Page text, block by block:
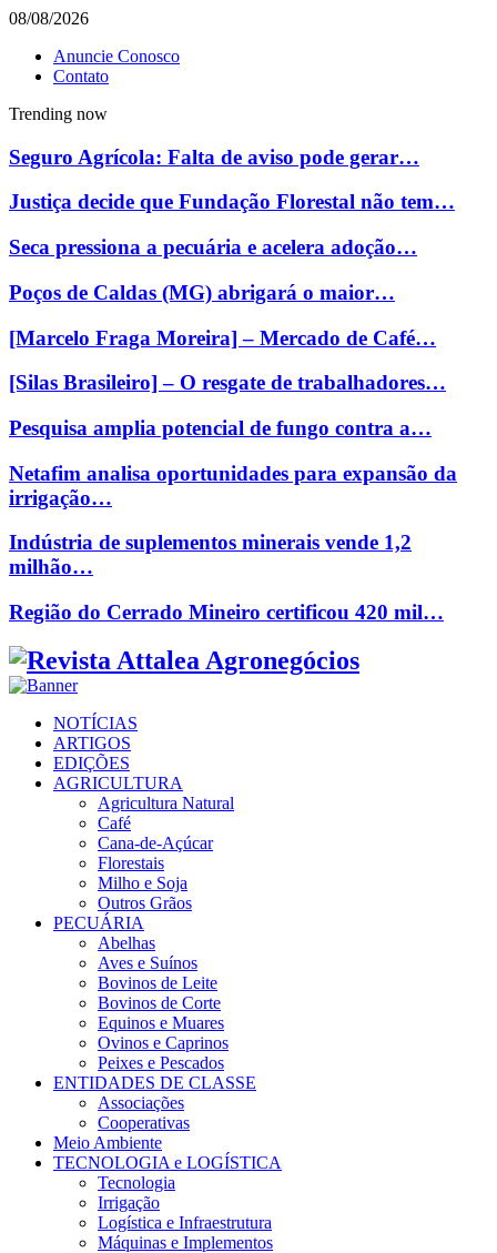
08/08/2026
Anuncie Conosco
Contato
Trending now
Seguro Agrícola: Falta de aviso pode gerar…
Justiça decide que Fundação Florestal não tem…
Seca pressiona a pecuária e acelera adoção…
Poços de Caldas (MG) abrigará o maior…
[Marcelo Fraga Moreira] – Mercado de Café…
[Silas Brasileiro] – O resgate de trabalhadores…
Pesquisa amplia potencial de fungo contra a…
Netafim analisa oportunidades para expansão da
irrigação…
Indústria de suplementos minerais vende 1,2
milhão…
Região do Cerrado Mineiro certificou 420 mil…
Facebook
Twitter
Instagram
Linkedin
Youtube
Email
NOTÍCIAS
ARTIGOS
EDIÇÕES
AGRICULTURA
Agricultura Natural
Café
Cana-de-Açúcar
Florestais
Milho e Soja
Outros Grãos
PECUÁRIA
Abelhas
Aves e Suínos
Bovinos de Leite
Bovinos de Corte
Equinos e Muares
Ovinos e Caprinos
Peixes e Pescados
ENTIDADES DE CLASSE
Associações
Cooperativas
Meio Ambiente
TECNOLOGIA e LOGÍSTICA
Tecnologia
Irrigação
Logística e Infraestrutura
Máquinas e Implementos